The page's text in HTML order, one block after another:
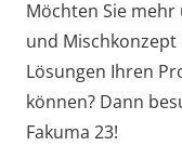
Möchten Sie
und
Lösungen Ihren
können? Dann
Fakuma 23!